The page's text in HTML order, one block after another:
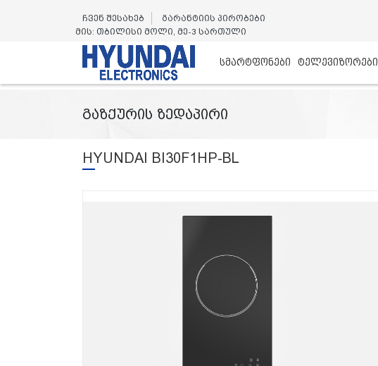
ჩვენ შესახებ
გარანტიის პირობები
მის: თბილისი მოლი, მე-3 სართული
სმარტფონები ტელევიზორები
გაზქურის ზედაპირი
HYUNDAI BI30F1HP-BL